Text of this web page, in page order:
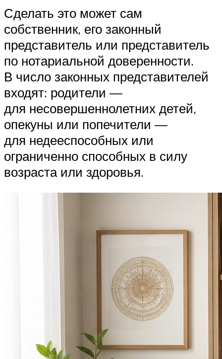
Сделать это может сам
собственник, его законный
представитель или представитель
по нотариальной доверенности.
В число законных представителей
входят: родители —
для несовершеннолетних детей,
опекуны или попечители —
для недееспособных или
ограниченно способных в силу
возраста или здоровья.